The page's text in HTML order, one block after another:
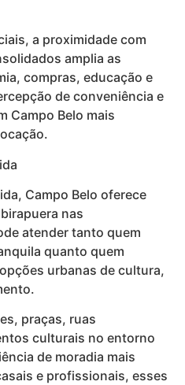
a proximidade com
amplia as
compras, educação e
de conveniência e
Campo Belo mais
Campo Belo oferece
nas
atender tanto quem
quanto quem
urbanas de cultura,
praças, ruas
culturais no entorno
de moradia mais
e profissionais, esses